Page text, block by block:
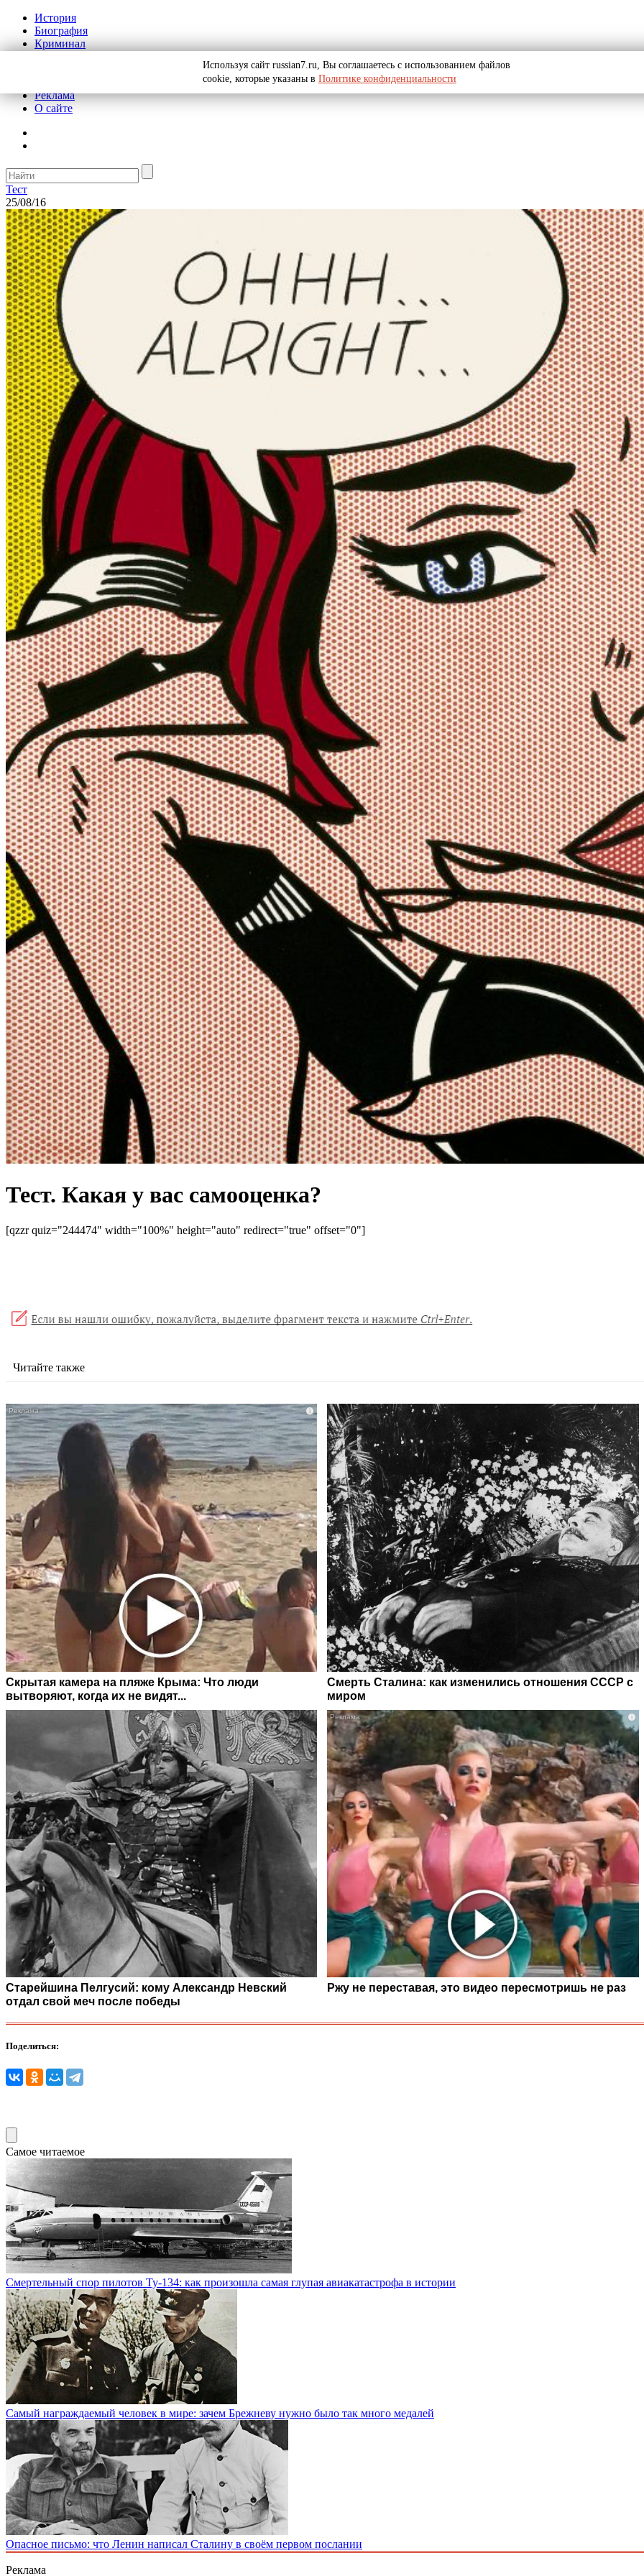
История
Биография
Криминал
Реклама
О сайте
Тест
25/08/16
Тест. Какая у вас самооценка?
[qzzr quiz="244474" width="100%" height="auto" redirect="true" offset="0"]
Читайте также
i
Скрытая камера на пляже Крыма: Что люди
вытворяют, когда их не видят...
Смерть Сталина: как изменились отношения СССР с
миром
Старейшина Пелгусий: кому Александр Невский
отдал свой меч после победы
i
Ржу не переставая, это видео пересмотришь не раз
Поделиться:
Самое читаемое
Смертельный спор пилотов Ту-134: как произошла самая глупая авиакатастрофа в истории
Самый награждаемый человек в мире: зачем Брежневу нужно было так много медалей
Опасное письмо: что Ленин написал Сталину в своём первом послании
Реклама
Используя сайт russian7.ru, Вы соглашаетесь с использованием файлов
cookie, которые указаны в Политике конфиденциальности